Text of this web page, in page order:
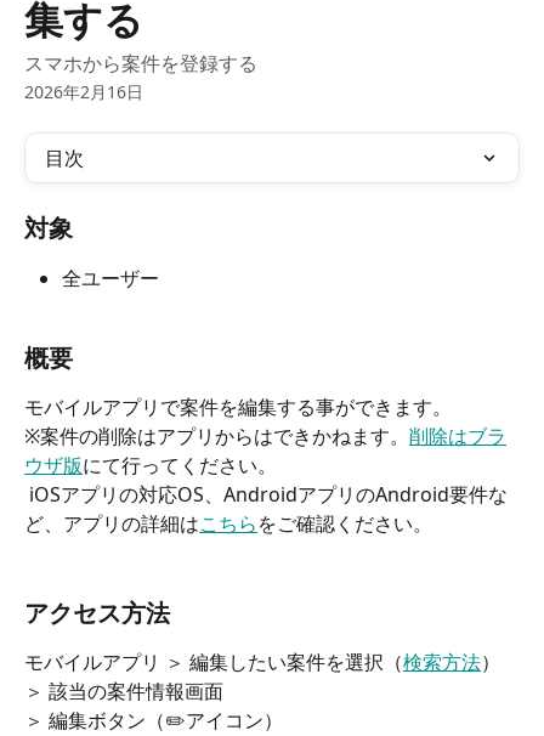
集する
スマホから案件を登録する
2026年2月16日
目次
対象
全ユーザー
概要
モバイルアプリで案件を編集する事ができます。
※案件の削除はアプリからはできかねます。 削除はブラ
ウザ版にて行ってください。
ど、アプリの詳細はこちらをご確認ください。
アクセス方法
モバイルアプリ ＞ 編集したい案件を選択（検索方法）
＞ 該当の案件情報画面
＞ 編集ボタン（✏️アイコン）